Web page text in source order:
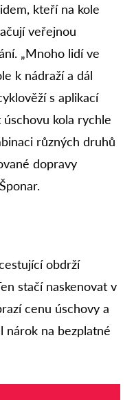
kteří na kole
veřejnou
„Mnoho lidí ve
k nádraží a dál
s aplikací
kola rychle
různých druhů
dopravy
obdrží
stačí naskenovat v
cenu úschovy a
nárok na bezplatné